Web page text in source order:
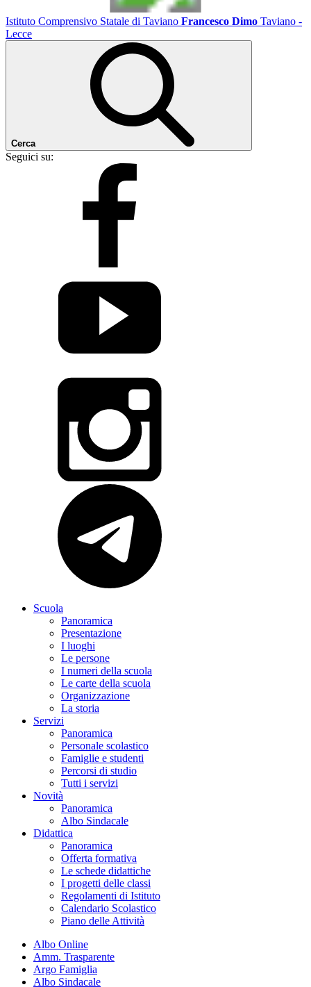
Istituto Comprensivo Statale di Taviano Francesco Dimo Taviano -
Lecce
Cerca
Seguici su:
Scuola
Panoramica
Presentazione
I luoghi
Le persone
I numeri della scuola
Le carte della scuola
Organizzazione
La storia
Servizi
Panoramica
Personale scolastico
Famiglie e studenti
Percorsi di studio
Tutti i servizi
Novità
Panoramica
Albo Sindacale
Didattica
Panoramica
Offerta formativa
Le schede didattiche
I progetti delle classi
Regolamenti di Istituto
Calendario Scolastico
Piano delle Attività
Albo Online
Amm. Trasparente
Argo Famiglia
Albo Sindacale